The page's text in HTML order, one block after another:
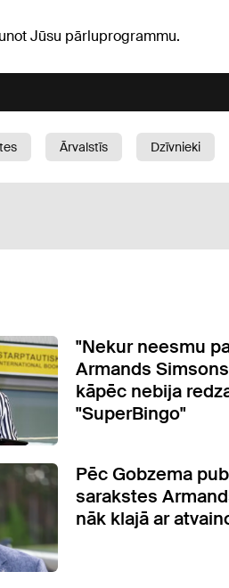
Jūsu pārluprogrammu.
Ārvalstīs Dzīvnieki
"Nekur neesmu
Armands
kāpēc nebija
"SuperBingo"
Pēc Gobzema
sarakstes
nāk klajā ar